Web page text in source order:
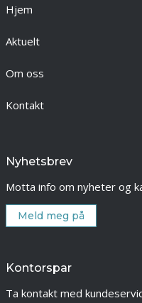
Hjem
Aktuelt
Om oss
Kontakt
Nyhetsbrev
Motta info om nyheter og
Meld meg på
Kontorspar
Ta kontakt med